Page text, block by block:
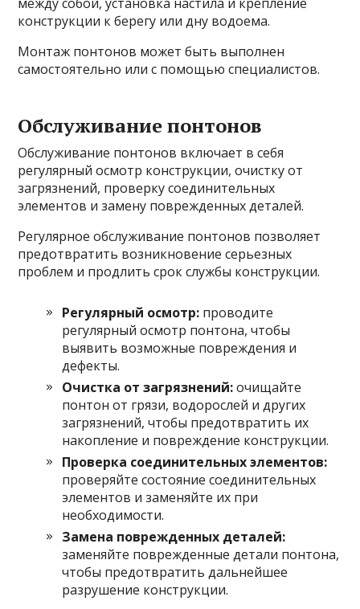
конструкции к берегу или дну водоема.
Монтаж понтонов может быть выполнен
самостоятельно или с помощью специалистов.
Обслуживание понтонов
Обслуживание понтонов включает в себя
регулярный осмотр конструкции, очистку от
загрязнений, проверку соединительных
элементов и замену поврежденных деталей.
Регулярное обслуживание понтонов позволяет
предотвратить возникновение серьезных
проблем и продлить срок службы конструкции.
Регулярный осмотр: проводите
регулярный осмотр понтона, чтобы
выявить возможные повреждения и
дефекты.
Очистка от загрязнений:очищайте
понтон от грязи, водорослей и других
загрязнений, чтобы предотвратить их
накопление и повреждение конструкции.
Проверка соединительных элементов:
проверяйте состояние соединительных
элементов и заменяйте их при
необходимости.
Замена поврежденных деталей:
заменяйте поврежденные детали понтона,
чтобы предотвратить дальнейшее
разрушение конструкции.